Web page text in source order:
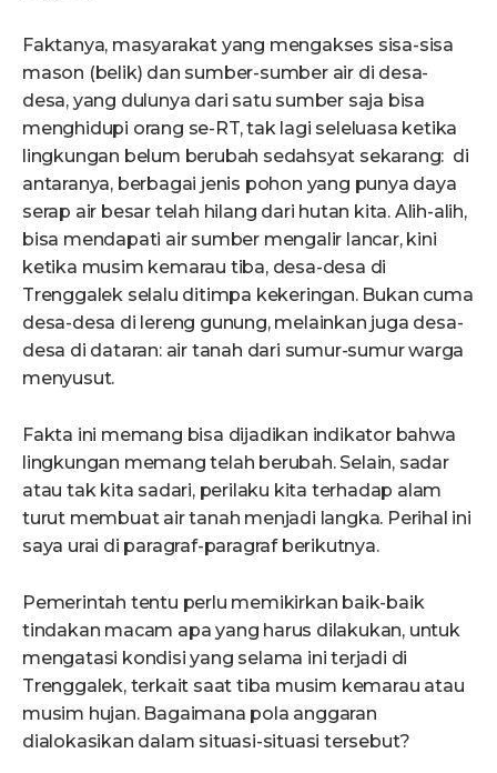
Faktanya, masyarakat yang mengakses sisa-sisa
mason (belik) dan sumber-sumber air di desa-
desa, yang dulunya dari satu sumber saja bisa
menghidupi orang se-RT, tak lagi seleluasa ketika
lingkungan belum berubah sedahsyat sekarang: di
antaranya, berbagai jenis pohon yang punya daya
serap air besar telah hilang dari hutan kita. Alih-alih,
bisa mendapati air sumber mengalir lancar, kini
ketika musim kemarau tiba, desa-desa di
Trenggalek selalu ditimpa kekeringan. Bukan cuma
desa-desa di lereng gunung, melainkan juga desa-
desa di dataran: air tanah dari sumur-sumur warga
menyusut.
Fakta ini memang bisa dijadikan indikator bahwa
lingkungan memang telah berubah. Selain, sadar
atau tak kita sadari, perilaku kita terhadap alam
turut membuat air tanah menjadi langka. Perihal ini
saya urai di paragraf-paragraf berikutnya.
Pemerintah tentu perlu memikirkan baik-baik
tindakan macam apa yang harus dilakukan, untuk
mengatasi kondisi yang selama ini terjadi di
Trenggalek, terkait saat tiba musim kemarau atau
musim hujan. Bagaimana pola anggaran
dialokasikan dalam situasi-situasi tersebut?